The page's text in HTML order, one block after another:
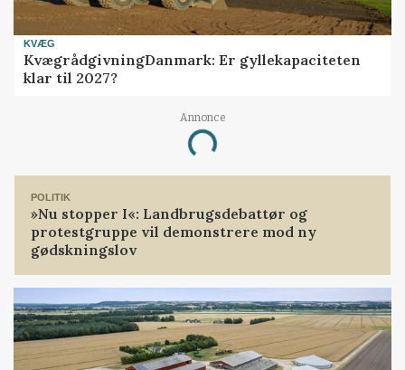
KVÆG
KvægrådgivningDanmark: Er gyllekapaciteten
klar til 2027?
Annonce
Loading...
POLITIK
»Nu stopper I«: Landbrugsdebattør og
protestgruppe vil demonstrere mod ny
gødskningslov